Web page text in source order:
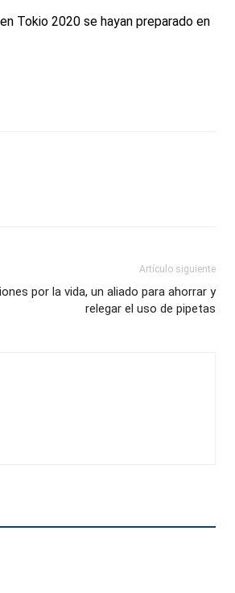
Tokio 2020 se hayan preparado en
Artículo siguiente
por la vida, un aliado para ahorrar y
relegar el uso de pipetas